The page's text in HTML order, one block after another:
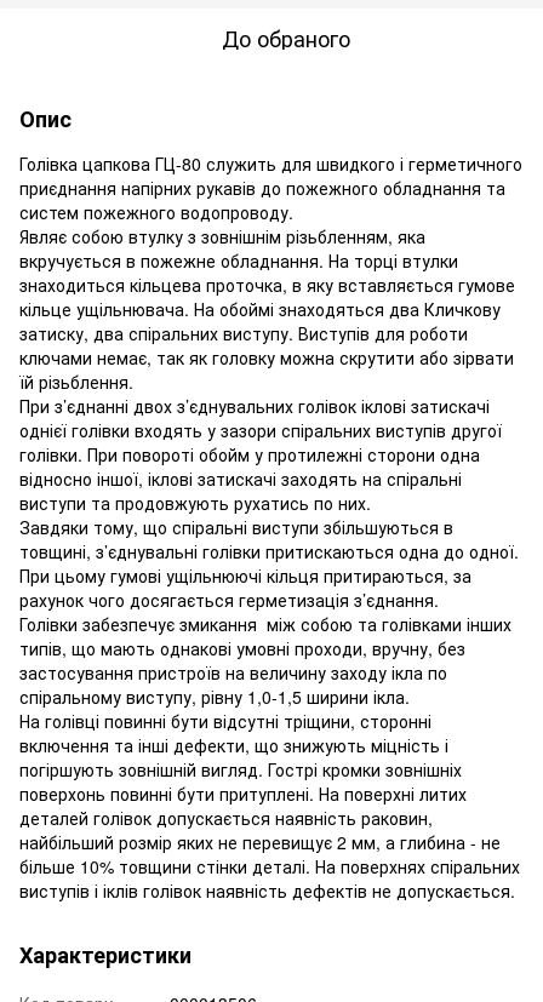
До обраного
Опис
Голівка цапкова ГЦ-80 служить для швидкого і герметичного
приєднання напірних рукавів до пожежного обладнання та
систем пожежного водопроводу.
Являє собою втулку з зовнішнім різьбленням, яка
вкручується в пожежне обладнання. На торці втулки
знаходиться кільцева проточка, в яку вставляється гумове
кільце ущільнювача. На обоймі знаходяться два Кличкову
затиску, два спіральних виступу. Виступів для роботи
ключами немає, так як головку можна скрутити або зірвати
їй різьблення.
При з’єднанні двох з’єднувальних голівок іклові затискачі
однієї голівки входять у зазори спіральних виступів другої
голівки. При повороті обойм у протилежні сторони одна
відносно іншої, іклові затискачі заходять на спіральні
виступи та продовжують рухатись по них.
Завдяки тому, що спіральні виступи збільшуються в
товщині, з’єднувальні голівки притискаються одна до одної.
При цьому гумові ущільнюючі кільця притираються, за
рахунок чого досягається герметизація з’єднання.
Голівки забезпечує змикання між собою та голівками інших
типів, що мають однакові умовні проходи, вручну, без
застосування пристроїв на величину заходу ікла по
спіральному виступу, рівну 1,0-1,5 ширини ікла.
На голівці повинні бути відсутні тріщини, сторонні
включення та інші дефекти, що знижують міцність і
погіршують зовнішній вигляд. Гострі кромки зовнішніх
поверхонь повинні бути притуплені. На поверхні литих
деталей голівок допускається наявність раковин,
найбільший розмір яких не перевищує 2 мм, а глибина - не
більше 10% товщини стінки деталі. На поверхнях спіральних
виступів і іклів голівок наявність дефектів не допускається.
Характеристики